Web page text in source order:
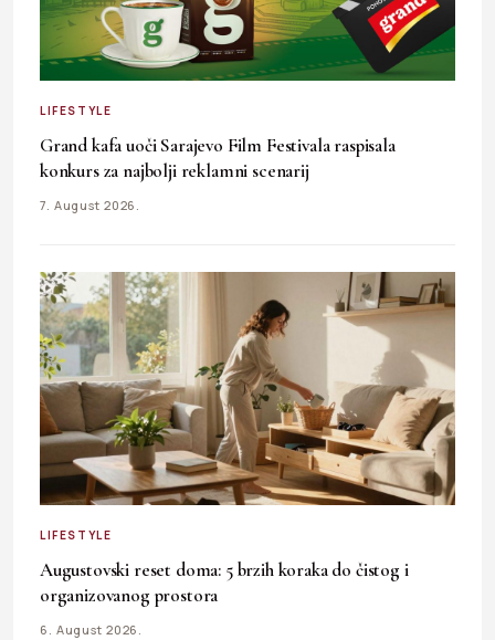
LIFESTYLE
Grand kafa uoči Sarajevo Film Festivala raspisala
konkurs za najbolji reklamni scenarij
7. August 2026.
LIFESTYLE
Augustovski reset doma: 5 brzih koraka do čistog i
organizovanog prostora
6. August 2026.